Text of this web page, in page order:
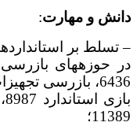
دانش و مهارت:
– تسلط بر
در حوزه­های بازرسی
6436، بازرسی تجهیزات شهر
11389؛